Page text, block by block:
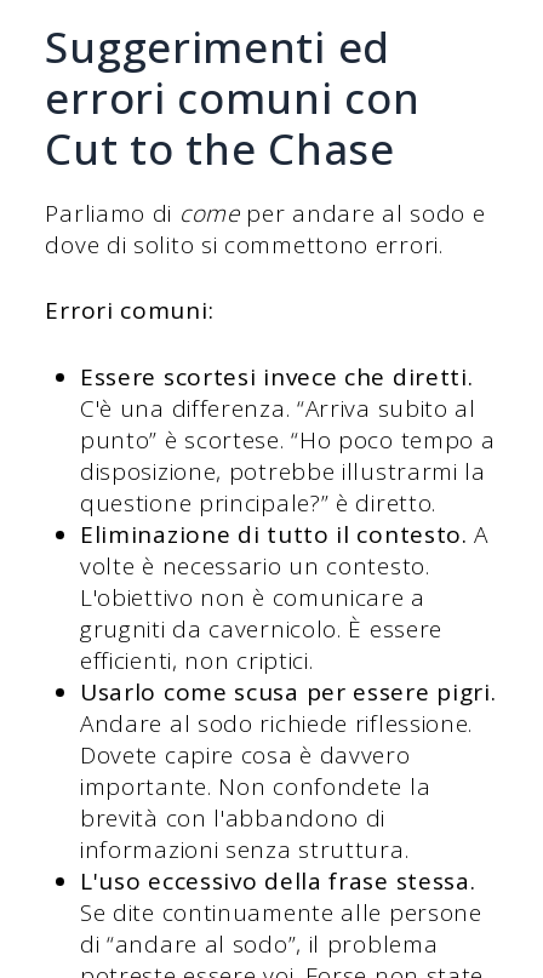
Suggerimenti ed
errori comuni con
Cut to the Chase
Parliamo di comeper andare al sodo e
dove di solito si commettono errori.
Errori comuni:
Essere scortesi invece che diretti.
C'è una differenza. “Arriva subito al
punto” è scortese. “Ho poco tempo a
disposizione, potrebbe illustrarmi la
questione principale?” è diretto.
Eliminazione di tutto il contesto. A
volte è necessario un contesto.
L'obiettivo non è comunicare a
grugniti da cavernicolo. È essere
efficienti, non criptici.
Usarlo come scusa per essere pigri.
Andare al sodo richiede riflessione.
Dovete capire cosa è davvero
importante. Non confondete la
brevità con l'abbandono di
informazioni senza struttura.
L'uso eccessivo della frase stessa.
Se dite continuamente alle persone
di “andare al sodo”, il problema